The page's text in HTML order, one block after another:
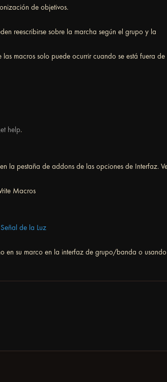
de objetivos.
reescribirse sobre la marcha según el grupo y la
macros solo puede ocurrir cuando se está fuera de
help.
la pestaña de addons de las opciones de Interfaz.
Macros
de la Luz
en su marco en la interfaz de grupo/banda o